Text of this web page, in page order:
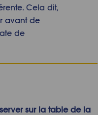
Cela dit,
avant de
de
sur la table de la